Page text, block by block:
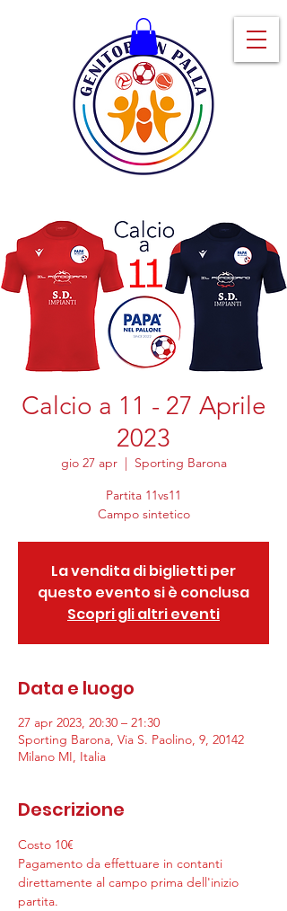
Calcio a 11 - 27 Aprile
2023
gio 27 apr
  |
Sporting Barona
Partita 11vs11
Campo sintetico
La vendita di biglietti per
questo evento si è conclusa
Scopri gli altri eventi
Data e luogo
27 apr 2023, 20:30 – 21:30
Sporting Barona, Via S. Paolino, 9, 20142
Milano MI, Italia
Descrizione
Costo 10€
Pagamento da effettuare in contanti
direttamente al campo prima dell'inizio
partita.